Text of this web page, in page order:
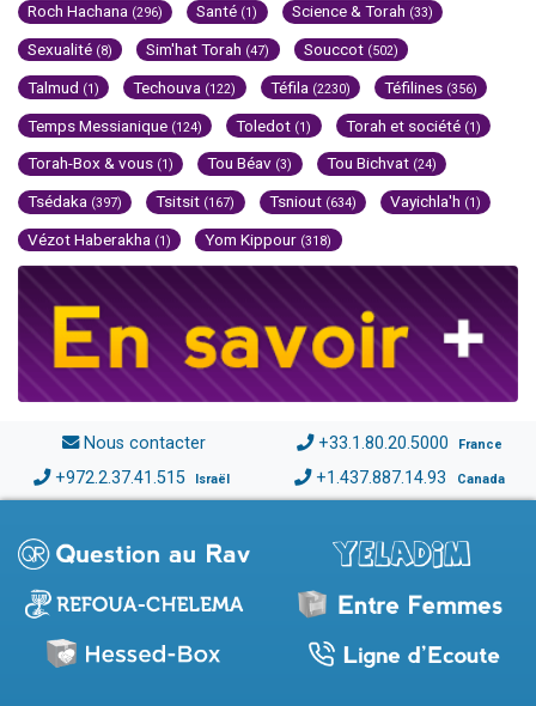
Roch Hachana (296) Santé (1) Science & Torah (33)
Sexualité (8) Sim'hat Torah (47) Souccot (502)
Talmud (1) Techouva (122) Téfila (2230) Téfilines (356)
Temps Messianique (124) Toledot (1) Torah et société (1)
Torah-Box & vous (1) Tou Béav (3) Tou Bichvat (24)
Tsédaka (397) Tsitsit (167) Tsniout (634) Vayichla'h (1)
Vézot Haberakha (1) Yom Kippour (318)
Nous contacter +33.1.80.20.5000 France
+972.2.37.41.515 Israël +1.437.887.14.93 Canada